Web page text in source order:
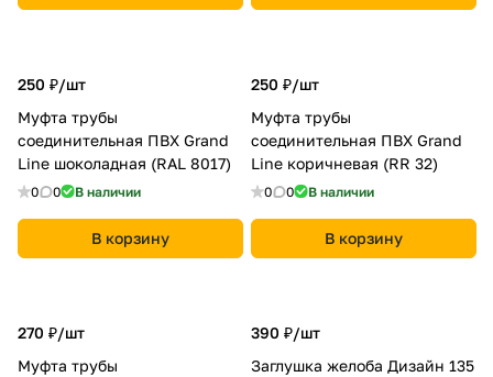
250 ₽/шт
Муфта трубы
соединительная ПВХ Grand
Line шоколадная (RAL 8017)
0 0 В наличии
В корзину
250 ₽/шт
Муфта трубы
соединительная ПВХ Grand
Line коричневая (RR 32)
0 0 В наличии
В корзину
270 ₽/шт
Муфта трубы
390 ₽/шт
Заглушка желоба Дизайн 135